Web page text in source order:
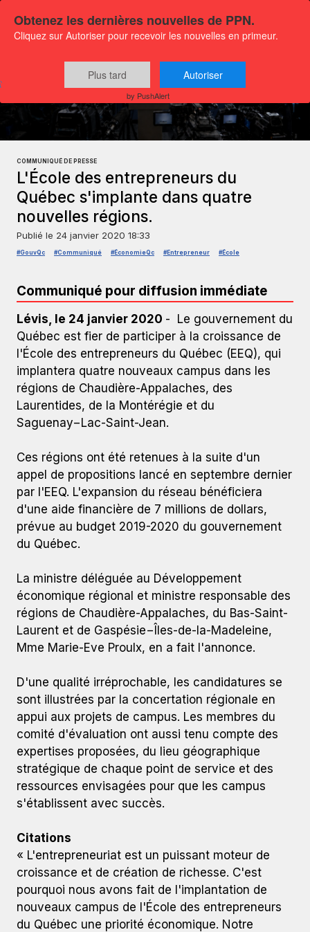
Communiqués
Actualités Affaires
COMMUNIQUÉ DE PRESSE
L'École des entrepreneurs du
Québec s'implante dans quatre
nouvelles régions.
Publié le 24 janvier 2020 18:33
#GouvQc #Communiqué #ÉconomieQc #Entrepreneur #École
Communiqué pour diffusion immédiate
Lévis, le 24 janvier 2020 - Le gouvernement du
Québec est fier de participer à la croissance de
l'École des entrepreneurs du Québec (EEQ), qui
implantera quatre nouveaux campus dans les
régions de Chaudière-Appalaches, des
Laurentides, de la Montérégie et du
Saguenay−Lac-Saint-Jean.
Ces régions ont été retenues à la suite d'un
appel de propositions lancé en septembre dernier
par l'EEQ. L'expansion du réseau bénéficiera
d'une aide financière de 7 millions de dollars,
prévue au budget 2019-2020 du gouvernement
du Québec.
La ministre déléguée au Développement
économique régional et ministre responsable des
régions de Chaudière-Appalaches, du Bas-Saint-
Laurent et de Gaspésie−Îles-de-la-Madeleine,
Mme Marie-Eve Proulx, en a fait l'annonce.
D'une qualité irréprochable, les candidatures se
sont illustrées par la concertation régionale en
appui aux projets de campus. Les membres du
comité d'évaluation ont aussi tenu compte des
expertises proposées, du lieu géographique
stratégique de chaque point de service et des
ressources envisagées pour que les campus
s'établissent avec succès.
Citations
« L'entrepreneuriat est un puissant moteur de
croissance et de création de richesse. C'est
pourquoi nous avons fait de l'implantation de
nouveaux campus de l'École des entrepreneurs
du Québec une priorité économique. Notre
Obtenez les dernières nouvelles de PPN.
Cliquez sur Autoriser pour recevoir les nouvelles en primeur.
Plus tard Autoriser
by PushAlert